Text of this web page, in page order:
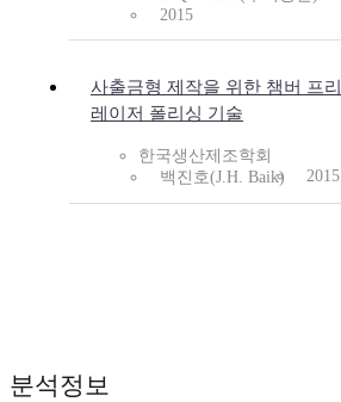
2015
사출금형 제작을 위한 챔버 프리
레이저 폴리싱 기술
한국생산제조학회
백진호(J.H. Baik)
2015
분석정보